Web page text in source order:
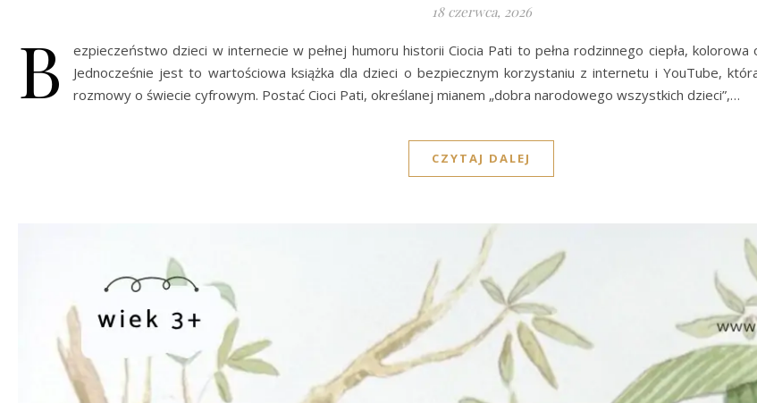
18 czerwca, 2026
B
ezpieczeństwo dzieci w internecie w pełnej humoru historii Ciocia Pati to pełna rodzinnego ciepła, kolorowa
Jednocześnie jest to wartościowa książka dla dzieci o bezpiecznym korzystaniu z internetu i YouTube,
rozmowy o świecie cyfrowym. Postać Cioci Pati, określanej mianem „dobra narodowego wszystkich dzieci”,…
CZYTAJ DALEJ